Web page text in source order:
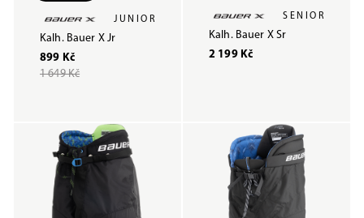
JUNIOR
Kalh. Bauer X Jr
899 Kč
1 649 Kč
SENIOR
Kalh. Bauer X Sr
2 199 Kč